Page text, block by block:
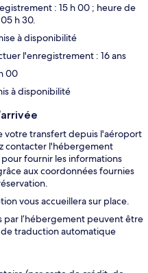
: 15 h 00 ; heure de
h 30.
à disponibilité
l'enregistrement : 16 ans
00
à disponibilité
votre transfert depuis l'aéroport
contacter l'hébergement
pour fournir les informations
aux coordonnées fournies
vous accueillera sur place.
par l’hébergement peuvent être
de traduction automatique